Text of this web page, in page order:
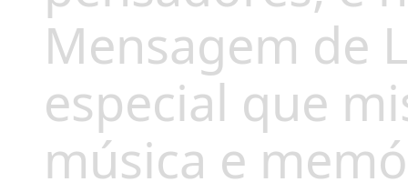
Mensagem de
especial que
música e